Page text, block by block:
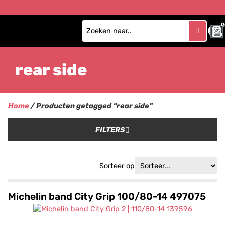
0
0
rear side
Home/ Producten getagged “rear side”
FILTERS
Sorteer op
Michelin band City Grip 100/80-14 497075